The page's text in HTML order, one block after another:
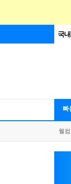
국
빠
웰컴